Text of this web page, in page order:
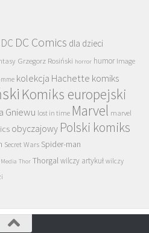
DC DC Comics dla dzieci
Grzegorz Rosiński horror humor Image
kolekcja Hachette komiks
Komiks europejski
Gniewu lost in time Marvel marvel
obyczajowy Polski komiks
Secret Wars Spider-man
Thor Thorgalwilczy artykuł wilczy